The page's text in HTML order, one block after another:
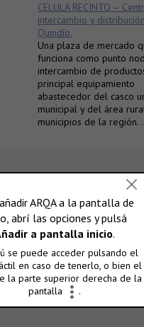
CELULA RECINTO –
intercambio y
Quindío.
Una plaza de mercado
funciona como punto
intercambio de
principal equipamiento
abastecedor del casco
municipal y del área
municipios de la región.